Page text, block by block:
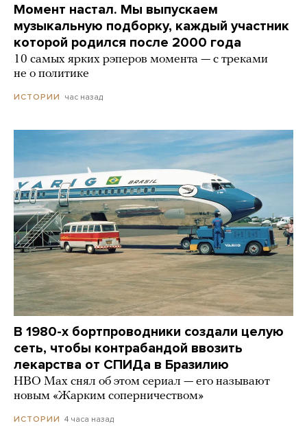
Момент настал. Мы выпускаем
музыкальную подборку, каждый участник
которой родился после 2000 года
10 самых ярких рэперов момента — с треками
не о политике
ИСТОРИИ час назад
В 1980-х бортпроводники создали целую
сеть, чтобы контрабандой ввозить
лекарства от СПИДа в Бразилию
HBO Max снял об этом сериал — его называют
новым «Жарким соперничеством»
ИСТОРИИ 4 часа назад